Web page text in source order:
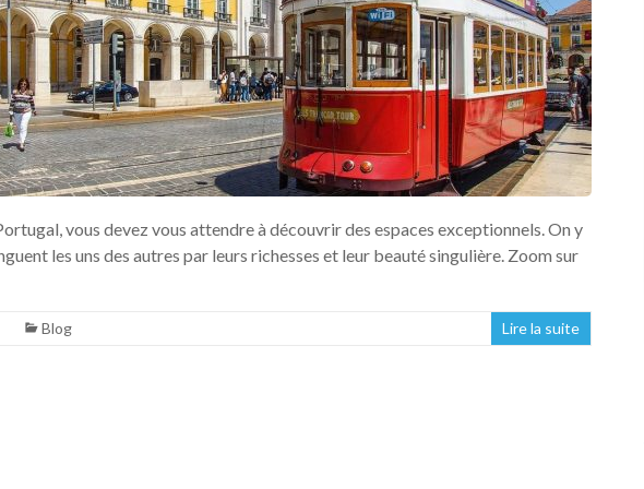
vous devez vous attendre à découvrir des espaces exceptionnels. On y
les uns des autres par leurs richesses et leur beauté singulière. Zoom sur
Blog Lire la suite